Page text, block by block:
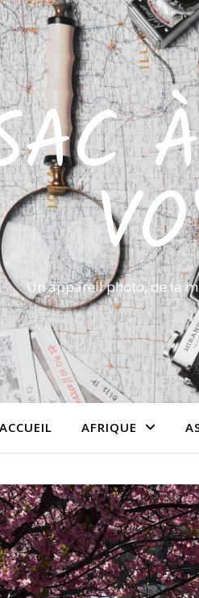
Un appareil photo, de la
ACCUEIL AFRIQUE